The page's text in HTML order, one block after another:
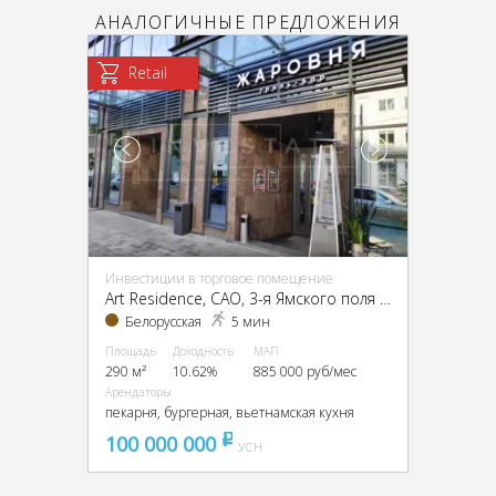
АНАЛОГИЧНЫЕ ПРЕДЛОЖЕНИЯ
Retail
Инвестиции в торговое помещение
Art Residence, CАО, 3-я Ямского поля ул., 9
Белорусская 5 мин
Площадь
290 м²
Доходность
10.62%
МАП
885 000 руб/мес
Арендаторы
пекарня, бургерная, вьетнамская кухня
100 000 000 pуб
УСН